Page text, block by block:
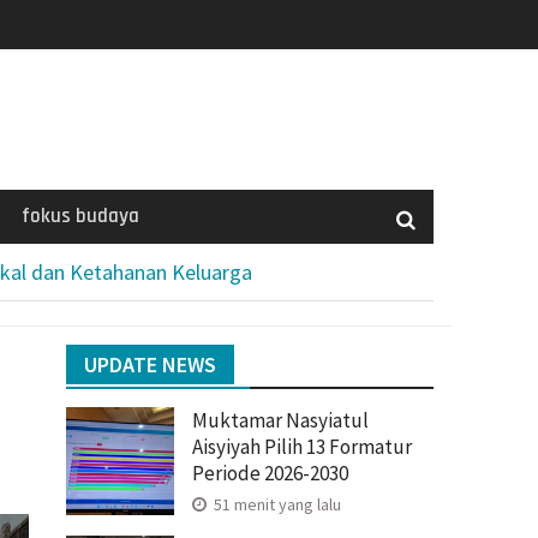
fokus budaya
dan Ketahanan Keluarga
UPDATE NEWS
Muktamar Nasyiatul
Aisyiyah Pilih 13 Formatur
Periode 2026-2030
51 menit yang lalu